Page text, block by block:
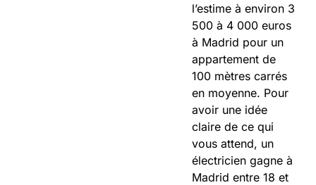
l’estime à environ 3
500 à 4 000 euros
à Madrid pour un
appartement de
100 mètres carrés
en moyenne. Pour
avoir une idée
claire de ce qui
vous attend, un
électricien gagne à
Madrid entre 18 et